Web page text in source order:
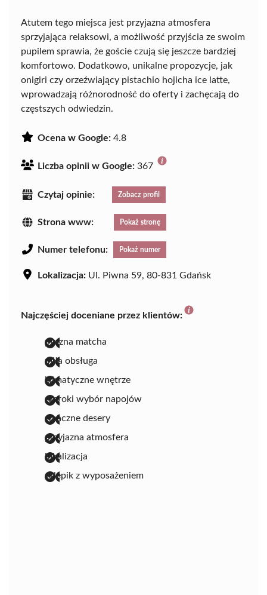
Atutem tego miejsca jest przyjazna atmosfera
sprzyjająca relaksowi, a możliwość przyjścia ze swoim
pupilem sprawia, że goście czują się jeszcze bardziej
komfortowo. Dodatkowo, unikalne propozycje, jak
onigiri czy orzeźwiający pistachio hojicha ice latte,
wprowadzają różnorodność do oferty i zachęcają do
częstszych odwiedzin.
Ocena w Google: 4.8
Liczba opinii w Google: 367
Czytaj opinie: Zobacz profil
Strona www: Pokaż stronę
Numer telefonu: Pokaż numer
Lokalizacja: Ul. Piwna 59, 80-831 Gdańsk
Najczęściej doceniane przez klientów:
pyszna matcha
miła obsługa
klimatyczne wnętrze
szeroki wybór napojów
smaczne desery
przyjazna atmosfera
lokalizacja
sklepik z wyposażeniem